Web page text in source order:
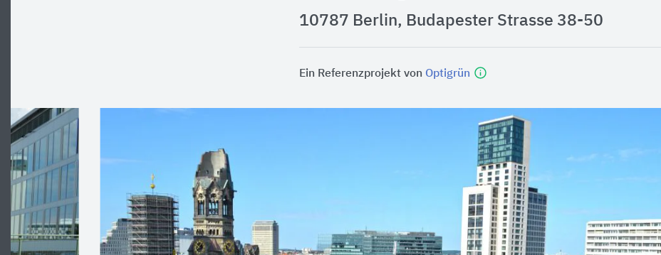
10787 Berlin, Budapester Strasse 38-50
Ein Referenzprojekt von Optigrün